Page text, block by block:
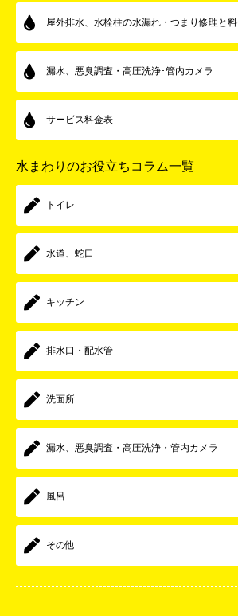
屋外排水、水栓柱の水漏れ・つまり修理と
漏水、悪臭調査・高圧洗浄･管内カメラ
サービス料金表
水まわりのお役立ちコラム一覧
トイレ
水道、蛇口
キッチン
排水口・配水管
洗面所
漏水、悪臭調査・高圧洗浄・管内カメラ
風呂
その他